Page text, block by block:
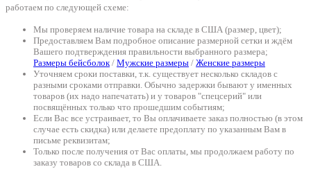
работаем по следующей схеме:
Мы проверяем наличие товара на складе в США (размер, цвет);
Предоставляем Вам подробное описание размерной сетки и ждём
Вашего подтверждения правильности выбранного размера;
Размеры бейсболок/ Мужские размеры / Женские размеры
Уточняем сроки поставки, т.к. существует несколько складов с
разными сроками отправки. Обычно задержки бывают у именных
товаров (их надо напечатать) и у товаров "спецсерий" или
посвящённых только что прошедшим событиям;
Если Вас все устраивает, то Вы оплачиваете заказ полностью (в этом
случае есть скидка) или делаете предоплату по указанным Вам в
письме реквизитам;
Только после получения от Вас оплаты, мы продолжаем работу по
заказу товаров со склада в США.